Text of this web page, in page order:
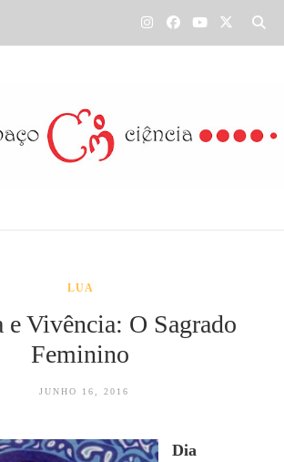
LUA
e Vivência: O Sagrado
Feminino
JUNHO 16, 2016
Dia